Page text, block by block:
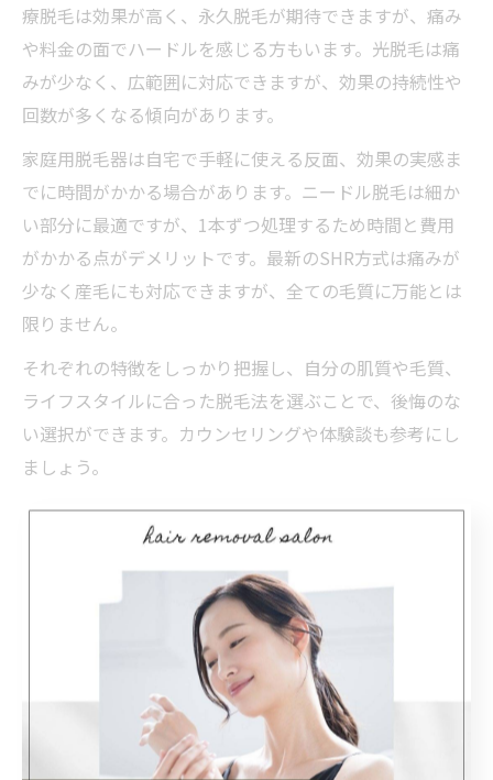
療脱毛は効果が高く、永久脱毛が期待できますが、痛み
や料金の面でハードルを感じる方もいます。光脱毛は痛
みが少なく、広範囲に対応できますが、効果の持続性や
回数が多くなる傾向があります。
家庭用脱毛器は自宅で手軽に使える反面、効果の実感ま
でに時間がかかる場合があります。ニードル脱毛は細か
い部分に最適ですが、1本ずつ処理するため時間と費用
がかかる点がデメリットです。最新のSHR方式は痛みが
少なく産毛にも対応できますが、全ての毛質に万能とは
限りません。
それぞれの特徴をしっかり把握し、自分の肌質や毛質、
ライフスタイルに合った脱毛法を選ぶことで、後悔のな
い選択ができます。カウンセリングや体験談も参考にし
ましょう。
痛みや効果で違う脱毛法比較ガイ
脱毛種類ごとの痛みと効果を徹底比較
脱毛には、医療脱毛・光脱毛・ニードル脱毛・家庭用脱
毛器など多様な種類があり、それぞれ痛みや効果の現れ
方が異なります。特に医療脱毛は高出力のレーザーを使